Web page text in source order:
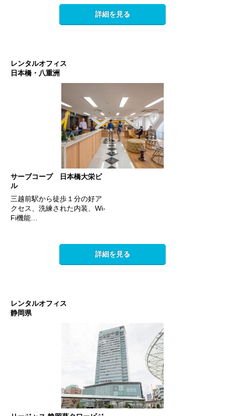
詳細を見る
レンタルオフィス
日本橋・八重洲
サーブコープ 日本橋大栄ビ
ル
三越前駅から徒歩１分の好ア
クセス、洗練された内装、Wi-
Fi機能…
詳細を見る
レンタルオフィス
静岡県